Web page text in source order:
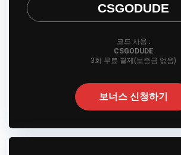
CSGODUDE
코드 사용 :
CSGODUDE
3회 무료 결제(보증금 없음)
보너스 신청하기